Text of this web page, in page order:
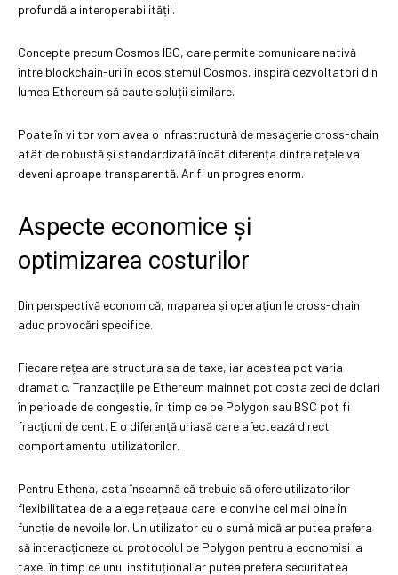
profundă a interoperabilității.
Concepte precum Cosmos IBC, care permite comunicare nativă
între blockchain-uri în ecosistemul Cosmos, inspiră dezvoltatori din
lumea Ethereum să caute soluții similare.
Poate în viitor vom avea o infrastructură de mesagerie cross-chain
atât de robustă și standardizată încât diferența dintre rețele va
deveni aproape transparentă. Ar fi un progres enorm.
Aspecte economice și
optimizarea costurilor
Din perspectivă economică, maparea și operațiunile cross-chain
aduc provocări specifice.
Fiecare rețea are structura sa de taxe, iar acestea pot varia
dramatic. Tranzacțiile pe Ethereum mainnet pot costa zeci de dolari
în perioade de congestie, în timp ce pe Polygon sau BSC pot fi
fracțiuni de cent. E o diferență uriașă care afectează direct
comportamentul utilizatorilor.
Pentru Ethena, asta înseamnă că trebuie să ofere utilizatorilor
flexibilitatea de a alege rețeaua care le convine cel mai bine în
funcție de nevoile lor. Un utilizator cu o sumă mică ar putea prefera
să interacționeze cu protocolul pe Polygon pentru a economisi la
taxe, în timp ce unul instituțional ar putea prefera securitatea